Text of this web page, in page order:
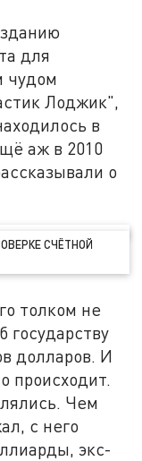
для
чудом
Лоджик",
в
аж в 2010
о
СЧЁТНОЙ
толком не
государству
долларов. И
происходит.
Чем
с него
экс-